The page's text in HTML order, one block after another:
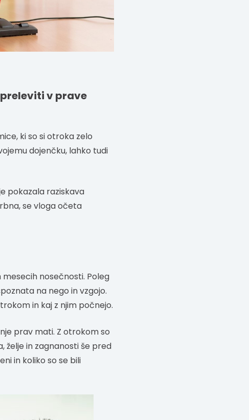
v prave
ki so si otroka zelo
dojenčku, lahko tudi
pokazala raziskava
se vloga očeta
mesecih nosečnosti. Poleg
na nego in vzgojo.
in kaj z njim počnejo.
prav mati. Z otrokom so
želje in zagnanosti še pred
in koliko so se bili